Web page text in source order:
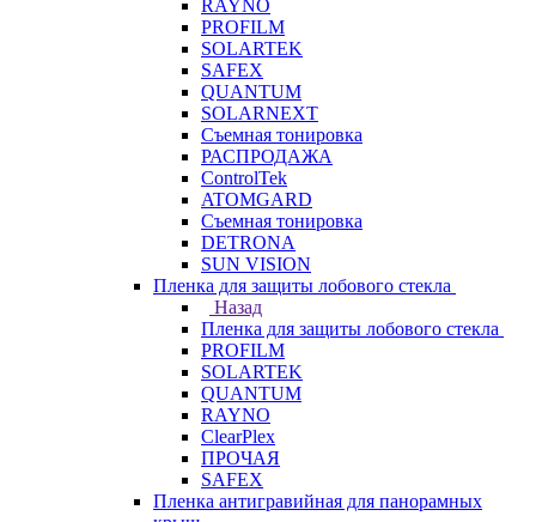
RAYNO
PROFILM
SOLARTEK
SAFEX
QUANTUM
SOLARNEXT
Съемная тонировка
РАСПРОДАЖА
ControlTek
ATOMGARD
Съемная тонировка
DETRONA
SUN VISION
Пленка для защиты лобового стекла
Назад
Пленка для защиты лобового стекла
PROFILM
SOLARTEK
QUANTUM
RAYNO
ClearPlex
ПРОЧАЯ
SAFEX
Пленка антигравийная для панорамных